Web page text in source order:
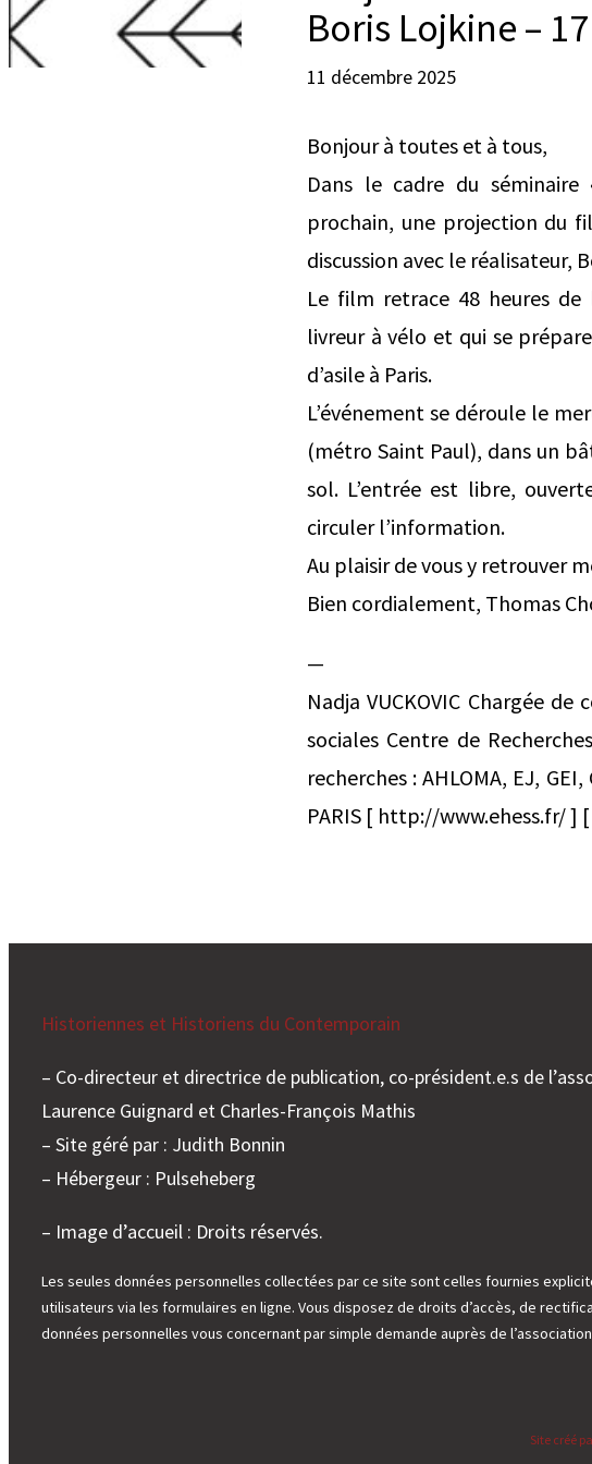
Boris Lojkine –
11 décembre 2025
Bonjour à toutes et à tous,
Dans le cadre du séminaire
prochain, une projection du
discussion avec le réalisateur,
Le film retrace 48 heures de
livreur à vélo et qui se
d’asile à Paris.
L’événement se déroule le
(métro Saint Paul), dans un
sol. L’entrée est libre,
circuler l’information.
Au plaisir de vous y retrouver
Bien cordialement, Thomas
—
Nadja VUCKOVIC Chargée
sociales Centre de
recherches : AHLOMA, EJ,
PARIS [ http://www.ehess.fr/
Historiennes et Historiens du Contemporain
– Co-directeur et directrice de publication, co-président.e.s de
Laurence Guignard et Charles-François Mathis
– Site géré par : Judith Bonnin
– Hébergeur : Pulseheberg
– Image d’accueil : Droits réservés.
Les seules données personnelles collectées par ce site sont celles fournies
utilisateurs via les formulaires en ligne. Vous disposez de droits d’accès, de
données personnelles vous concernant par simple demande auprès de
Site créé